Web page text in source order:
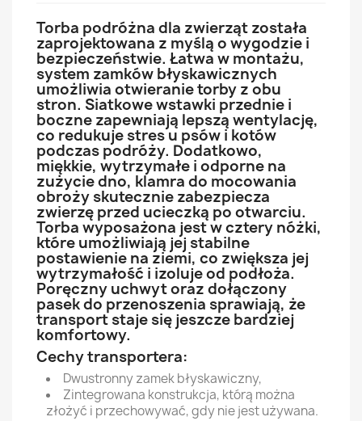
Torba podróżna dla zwierząt została
zaprojektowana z myślą o wygodzie i
bezpieczeństwie. Łatwa w montażu,
system zamków błyskawicznych
umożliwia otwieranie torby z obu
stron. Siatkowe wstawki przednie i
boczne zapewniają lepszą wentylację,
co redukuje stres u psów i kotów
podczas podróży. Dodatkowo,
miękkie, wytrzymałe i odporne na
zużycie dno, klamra do mocowania
obroży skutecznie zabezpiecza
zwierzę przed ucieczką po otwarciu.
Torba wyposażona jest w cztery nóżki,
które umożliwiają jej stabilne
postawienie na ziemi, co zwiększa jej
wytrzymałość i izoluje od podłoża.
Poręczny uchwyt oraz dołączony
pasek do przenoszenia sprawiają, że
transport staje się jeszcze bardziej
komfortowy.
Cechy transportera:
Dwustronny zamek błyskawiczny,
Zintegrowana konstrukcja, którą można
złożyć i przechowywać, gdy nie jest używana.